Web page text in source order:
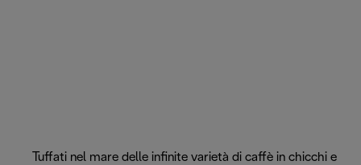
Tuffati nel mare delle infinite varietà di caffè in chicchi e